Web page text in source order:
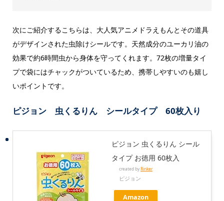
次にご紹介するこちらは、大人気アニメドラえもんとその道具
がデザインされた虫除けシールです。天然成分のユーカリ油の
効果で約6時間虫から身体を守ってくれます。72枚の増量タイ
プで袋にはチャックがついているため、携帯しやすいのも嬉し
いポイントです。
ピジョン 虫くるりん シールタイプ 60枚入り
ピジョン 虫くるりん シール
タイプ お徳用 60枚入
created by Rinker
ピジョン
Amazon